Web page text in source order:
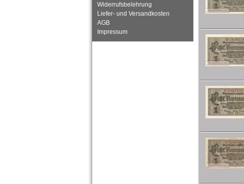
Widerrufsbelehrung
Liefer- und Versandkosten
AGB
Impressum